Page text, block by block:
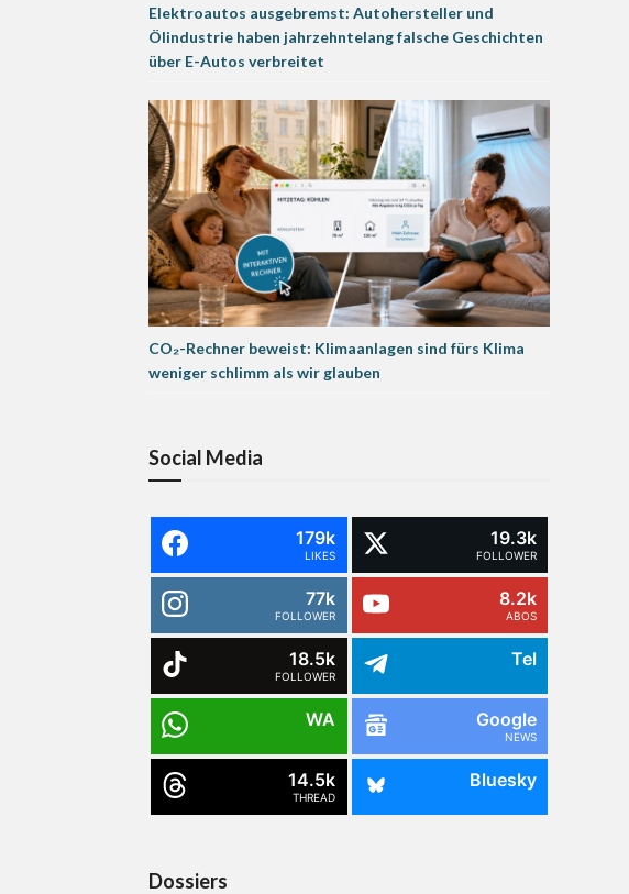
Elektroautos ausgebremst: Autohersteller und
Ölindustrie haben jahrzehntelang falsche Geschichten
über E-Autos verbreitet
CO₂-Rechner beweist: Klimaanlagen sind fürs Klima
weniger schlimm als wir glauben
Social Media
179k
LIKES
19.3k
FOLLOWER
77k
FOLLOWER
8.2k
ABOS
18.5k
FOLLOWER
Tel
WA Google
NEWS
14.5k
THREAD
Bluesky
Dossiers